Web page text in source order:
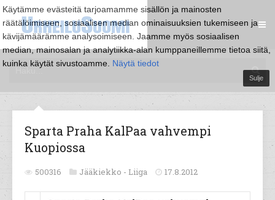
Käytämme evästeitä tarjoamamme sisällön ja mainosten
räätälöimiseen, sosiaalisen median ominaisuuksien tukemiseen ja
kävijämäärämme analysoimiseen. Jaamme myös sosiaalisen
median, mainosalan ja analytiikka-alan kumppaneillemme tietoa siitä,
kuinka käytät sivustoamme. Näytä tiedot
Sulje
Sparta Praha KalPaa vahvempi
Kuopiossa
500316 Jääkiekko - Liiga 17.8.2012